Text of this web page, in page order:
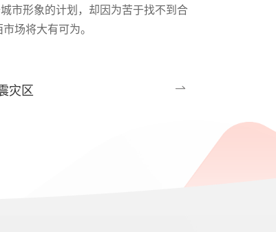
市形象的计划，却因为苦于找不到合
场将大有可为。
灾区